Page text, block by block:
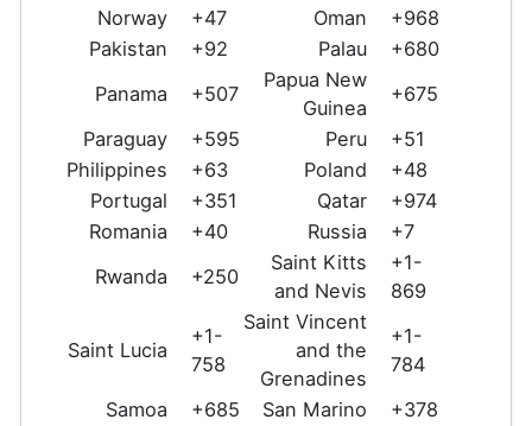
Norway
+47 Oman
+968
Pakistan
+92 Palau
+680
Panama
+507
Papua New
Guinea
+675
Paraguay
+595 Peru
+51
Philippines
+63 Poland
+48
Portugal
+351 Qatar
+974
Romania
+40 Russia
+7
Rwanda
+250
Saint Kitts
and Nevis
+1-
869
Saint Lucia
+1-
758
Saint Vincent
and the
Grenadines
+1-
784
Samoa
+685 San Marino
+378